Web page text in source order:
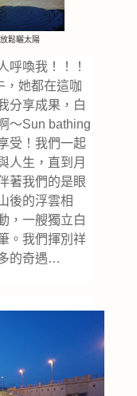
鬆曬太陽
呼喚我！！！
，她都在這咖
分享成果，白
～Sun bathing
受！我們一起
人生，直到月
著我們的是眼
後的浮雲相
，一艘獨立白
。我們揮別祥
的奇遇…